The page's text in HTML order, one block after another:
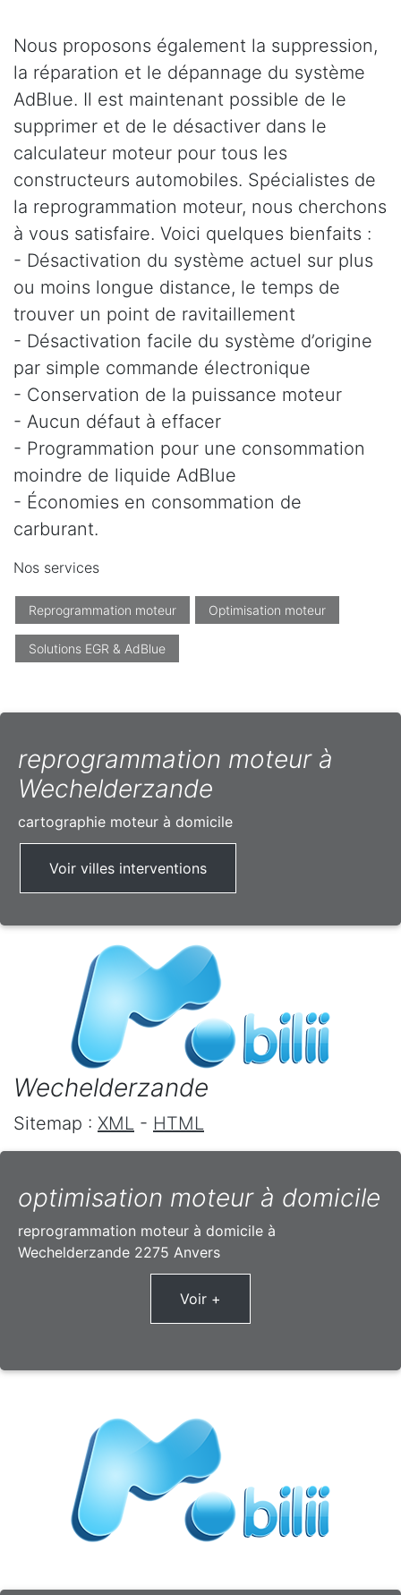
Nous proposons également la suppression,
la réparation et le dépannage du système
AdBlue. Il est maintenant possible de le
supprimer et de le désactiver dans le
calculateur moteur pour tous les
constructeurs automobiles. Spécialistes de
la reprogrammation moteur, nous cherchons
à vous satisfaire. Voici quelques bienfaits :
- Désactivation du système actuel sur plus
ou moins longue distance, le temps de
trouver un point de ravitaillement
- Désactivation facile du système d’origine
par simple commande électronique
- Conservation de la puissance moteur
- Aucun défaut à effacer
- Programmation pour une consommation
moindre de liquide AdBlue
- Économies en consommation de
carburant.
Nos services
Reprogrammation moteur Optimisation moteur
Solutions EGR & AdBlue
reprogrammation moteur à
Wechelderzande
cartographie moteur à domicile
Voir villes interventions
Wechelderzande
Sitemap : XML - HTML
optimisation moteur à domicile
reprogrammation moteur à domicile à
Wechelderzande 2275 Anvers
Voir +